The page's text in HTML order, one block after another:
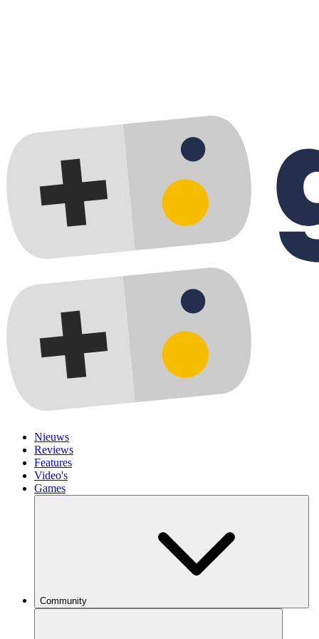
Nieuws
Reviews
Features
Video's
Games
Community